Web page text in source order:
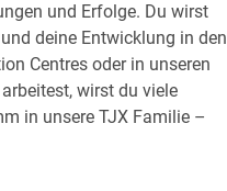
und Erfolge. Du wirst
deine Entwicklung in den
Centres oder in unseren
wirst du viele
in unsere TJX Familie –